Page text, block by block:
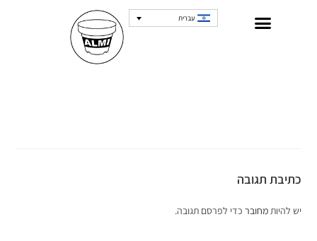
עברית
כתיבת תגובה
יש להיותמחובר כדי לפרסם תגובה.